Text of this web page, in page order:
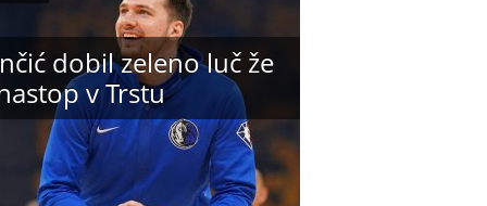
dobil zeleno luč že
v Trstu